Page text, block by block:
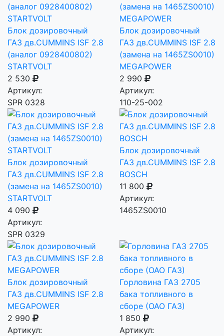
Блок дозировочный
ГАЗ дв.CUMMINS ISF 2.8
(аналог 0928400802)
STARTVOLT
2 530
Артикул:
SPR 0328
Блок дозировочный
ГАЗ дв.CUMMINS ISF 2.8
(замена на 1465ZS0010)
MEGAPOWER
2 990
Артикул:
110-25-002
Блок дозировочный
ГАЗ дв.CUMMINS ISF 2.8
(замена на 1465ZS0010)
STARTVOLT
4 090
Артикул:
SPR 0329
Блок дозировочный
ГАЗ дв.CUMMINS ISF 2.8
BOSCH
11 800
Артикул:
1465ZS0010
Блок дозировочный
ГАЗ дв.CUMMINS ISF 2.8
MEGAPOWER
2 990
Артикул:
Горловина ГАЗ 2705
бака топливного в
сборе (ОАО ГАЗ)
1 850
Артикул: